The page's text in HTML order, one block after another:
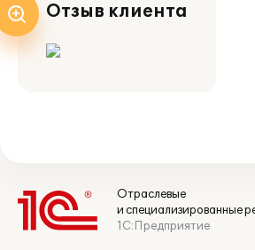
Отзыв клиента
Отраслевые
и специализированные
1С:Предприятие